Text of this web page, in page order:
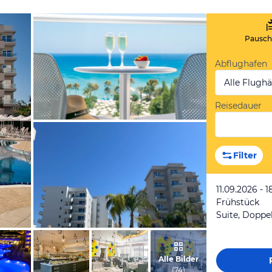
von Angela, September 2023Alle Bilder
(74)
Abflughafen
Alle
Reisedauer
Filter
11.09.2026 -
Frühstück